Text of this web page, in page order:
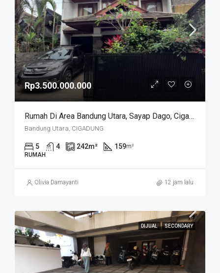
Rp3.500.000.000
Rumah Di Area Bandung Utara, Sayap Dago, Cigadung.
Bandung Utara, CIGADUNG
5 4 242m² 159m²
RUMAH
Olivia Damayanti 12 jam lalu
DIJUAL SECONDARY